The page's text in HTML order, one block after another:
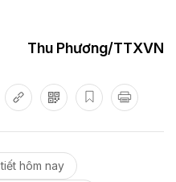
Thu Phương/TTXVN
hôm nay